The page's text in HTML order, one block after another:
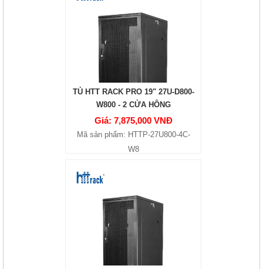
TỦ HTT RACK PRO 19" 27U-D800-
W800 - 2 CỬA HÔNG
Giá: 7,875,000 VNĐ
Mã sản phẩm: HTTP-27U800-4C-
W8